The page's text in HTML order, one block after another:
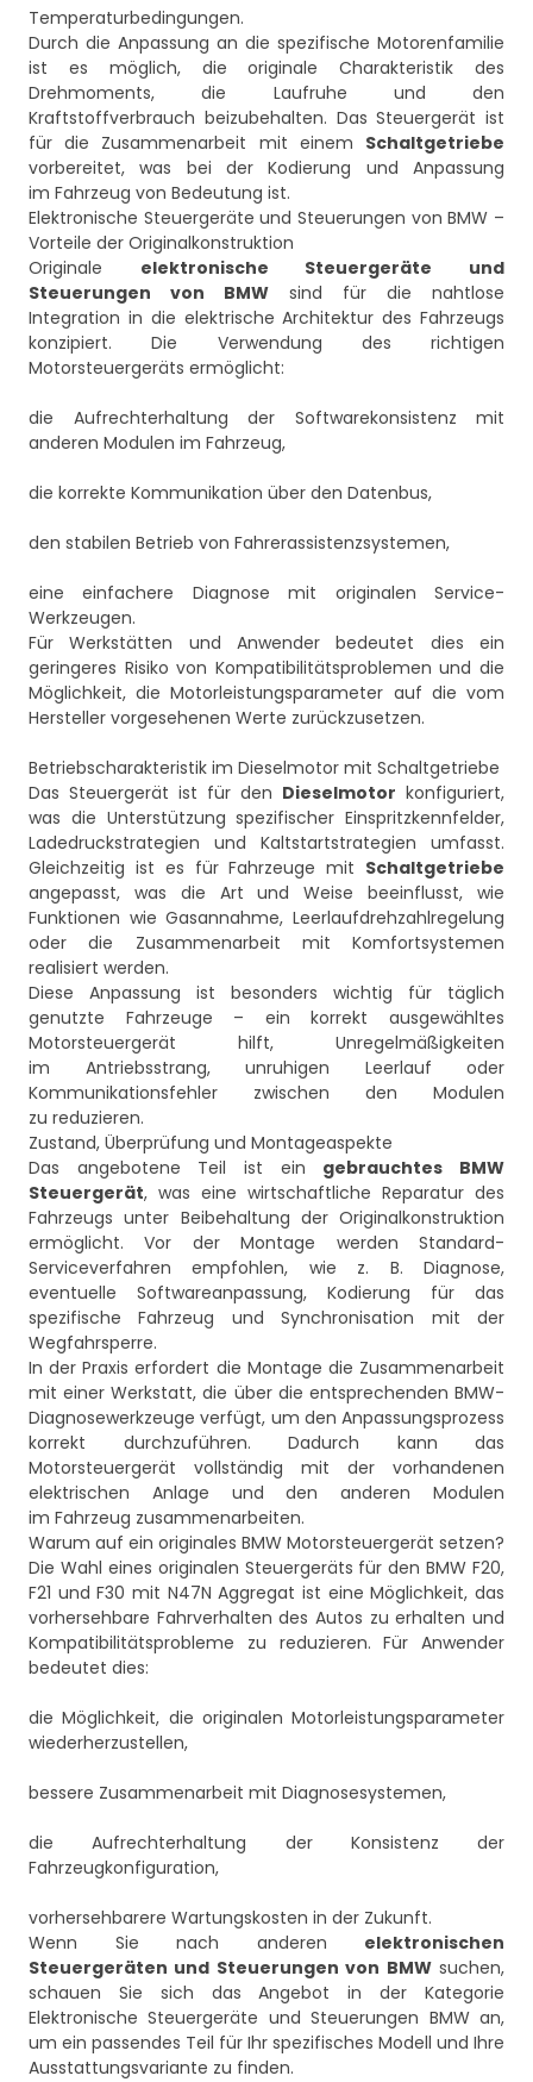
Temperaturbedingungen.
Durch die Anpassung an die spezifische Motorenfamilie
ist es möglich, die originale Charakteristik des
Drehmoments, die Laufruhe und den
Kraftstoffverbrauch beizubehalten. Das Steuergerät ist
für die Zusammenarbeit mit einem Schaltgetriebe
vorbereitet, was bei der Kodierung und Anpassung
im Fahrzeug von Bedeutung ist.
Elektronische Steuergeräte und Steuerungen von BMW –
Vorteile der Originalkonstruktion
Originale elektronische Steuergeräte und
Steuerungen von BMW sind für die nahtlose
Integration in die elektrische Architektur des Fahrzeugs
konzipiert. Die Verwendung des richtigen
Motorsteuergeräts ermöglicht:
die Aufrechterhaltung der Softwarekonsistenz mit
anderen Modulen im Fahrzeug,
die korrekte Kommunikation über den Datenbus,
den stabilen Betrieb von Fahrerassistenzsystemen,
eine einfachere Diagnose mit originalen Service-
Werkzeugen.
Für Werkstätten und Anwender bedeutet dies ein
geringeres Risiko von Kompatibilitätsproblemen und die
Möglichkeit, die Motorleistungsparameter auf die vom
Hersteller vorgesehenen Werte zurückzusetzen.
Betriebscharakteristik im Dieselmotor mit Schaltgetriebe
Das Steuergerät ist für den Dieselmotor konfiguriert,
was die Unterstützung spezifischer Einspritzkennfelder,
Ladedruckstrategien und Kaltstartstrategien umfasst.
Gleichzeitig ist es für Fahrzeuge mit Schaltgetriebe
angepasst, was die Art und Weise beeinflusst, wie
Funktionen wie Gasannahme, Leerlaufdrehzahlregelung
oder die Zusammenarbeit mit Komfortsystemen
realisiert werden.
Diese Anpassung ist besonders wichtig für täglich
genutzte Fahrzeuge – ein korrekt ausgewähltes
Motorsteuergerät hilft, Unregelmäßigkeiten
im Antriebsstrang, unruhigen Leerlauf oder
Kommunikationsfehler zwischen den Modulen
zu reduzieren.
Zustand, Überprüfung und Montageaspekte
Das angebotene Teil ist ein gebrauchtes BMW
Steuergerät, was eine wirtschaftliche Reparatur des
Fahrzeugs unter Beibehaltung der Originalkonstruktion
ermöglicht. Vor der Montage werden Standard-
Serviceverfahren empfohlen, wie z. B. Diagnose,
eventuelle Softwareanpassung, Kodierung für das
spezifische Fahrzeug und Synchronisation mit der
Wegfahrsperre.
In der Praxis erfordert die Montage die Zusammenarbeit
mit einer Werkstatt, die über die entsprechenden BMW-
Diagnosewerkzeuge verfügt, um den Anpassungsprozess
korrekt durchzuführen. Dadurch kann das
Motorsteuergerät vollständig mit der vorhandenen
elektrischen Anlage und den anderen Modulen
im Fahrzeug zusammenarbeiten.
Warum auf ein originales BMW Motorsteuergerät setzen?
Die Wahl eines originalen Steuergeräts für den BMW F20,
F21 und F30 mit N47N Aggregat ist eine Möglichkeit, das
vorhersehbare Fahrverhalten des Autos zu erhalten und
Kompatibilitätsprobleme zu reduzieren. Für Anwender
bedeutet dies:
die Möglichkeit, die originalen Motorleistungsparameter
wiederherzustellen,
bessere Zusammenarbeit mit Diagnosesystemen,
die Aufrechterhaltung der Konsistenz der
Fahrzeugkonfiguration,
vorhersehbarere Wartungskosten in der Zukunft.
Wenn Sie nach anderen elektronischen
Steuergeräten und Steuerungen von BMWsuchen,
schauen Sie sich das Angebot in der Kategorie
Elektronische Steuergeräte und Steuerungen BMWan,
um ein passendes Teil für Ihr spezifisches Modell und Ihre
Ausstattungsvariante zu finden.